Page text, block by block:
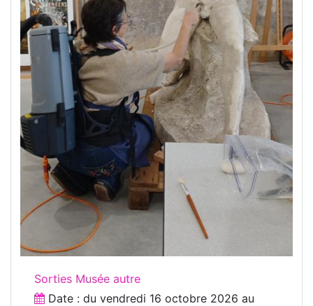
Sorties Musée autre
Date : du vendredi 16 octobre 2026 au